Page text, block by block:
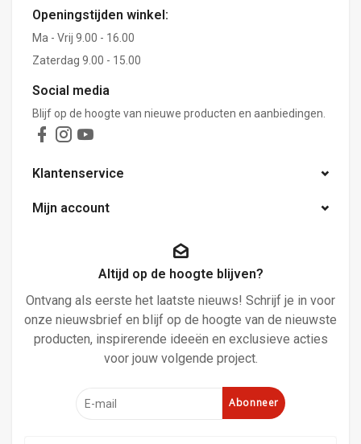
Openingstijden winkel:
Ma - Vrij 9.00 - 16.00
Zaterdag 9.00 - 15.00
Social media
Blijf op de hoogte van nieuwe producten en aanbiedingen.
Klantenservice
Mijn account
Altijd op de hoogte blijven?
Ontvang als eerste het laatste nieuws! Schrijf je in voor
onze nieuwsbrief en blijf op de hoogte van de nieuwste
producten, inspirerende ideeën en exclusieve acties
voor jouw volgende project.
Abonneer